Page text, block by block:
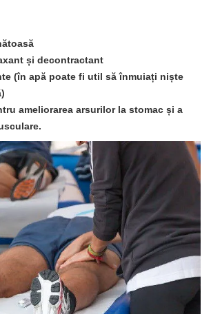
și decontractant
(în apă poate fi util să înmuiați niște
ameliorarea arsurilor la stomac și a